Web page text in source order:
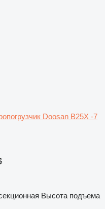
Doosan B25X -7
Высота подъема